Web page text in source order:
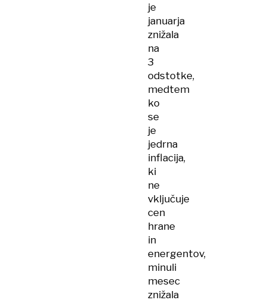
je
januarja
znižala
na
3
odstotke,
medtem
ko
se
je
jedrna
inflacija,
ki
ne
vključuje
cen
hrane
in
energentov,
minuli
mesec
znižala